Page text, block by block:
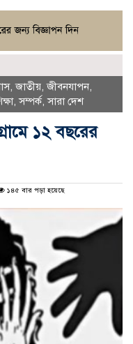
,জাতীয়,জীবনযাপন,
,সম্পর্ক,সারা দেশ
১২ বছরের
১৪৫ বার পড়া হয়েছে